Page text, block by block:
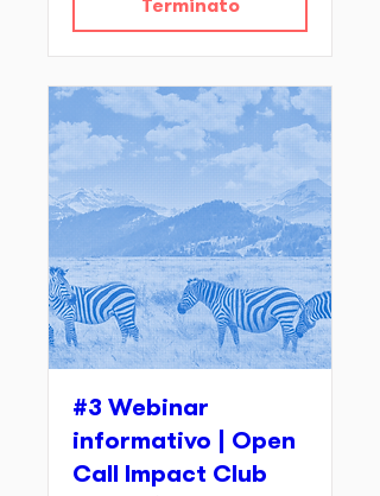
Terminato
#3 Webinar
informativo | Open
Call Impact Club